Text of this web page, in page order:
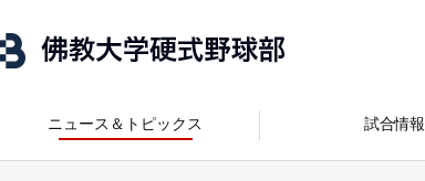
ニュース＆トピックス 試合情報